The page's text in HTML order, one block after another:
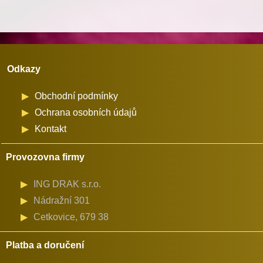
Odkazy
Obchodní podmínky
Ochrana osobních údajů
Kontakt
Provozovna firmy
ING DRAK s.r.o.
Nádražní 301
Cetkovice, 679 38
Platba a doručení